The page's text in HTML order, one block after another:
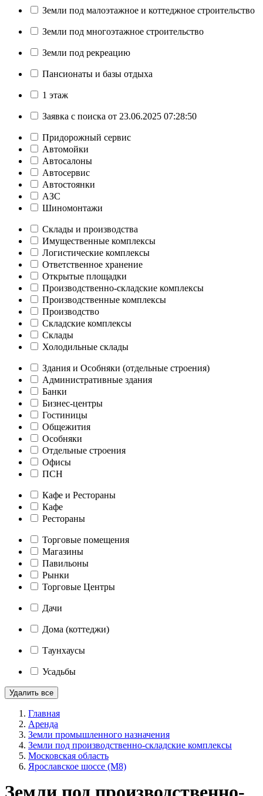
Земли под малоэтажное и коттеджное строительство
Земли под многоэтажное строительство
Земли под рекреацию
Пансионаты и базы отдыха
1 этаж
Заявка с поиска от 23.06.2025 07:28:50
Придорожный сервис
Автомойки
Автосалоны
Автосервис
Автостоянки
АЗС
Шиномонтажи
Склады и производства
Имущественные комплексы
Логистические комплексы
Ответственное хранение
Открытые площадки
Производственно-складские комплексы
Производственные комплексы
Производство
Складские комплексы
Склады
Холодильные склады
Здания и Особняки (отдельные строения)
Административные здания
Банки
Бизнес-центры
Гостиницы
Общежития
Особняки
Отдельные строения
Офисы
ПСН
Кафе и Рестораны
Кафе
Рестораны
Торговые помещения
Магазины
Павильоны
Рынки
Торговые Центры
Дачи
Дома (коттеджи)
Таунхаусы
Усадьбы
Удалить все
Главная
Аренда
Земли промышленного назначения
Земли под производственно-складские комплексы
Московская область
Ярославское шоссе (М8)
Земли под производственно-